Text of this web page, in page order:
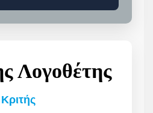
Λογοθέτης
Κριτής